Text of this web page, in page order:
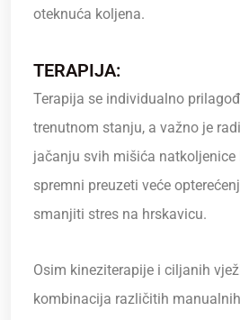
oteknuća koljena.
TERAPIJA:
Terapija se individualno
trenutnom stanju, a važno je
jačanju svih mišića
spremni preuzeti veće
smanjiti stres na hrskavicu.
Osim kineziterapije i ciljanih
kombinacija različitih